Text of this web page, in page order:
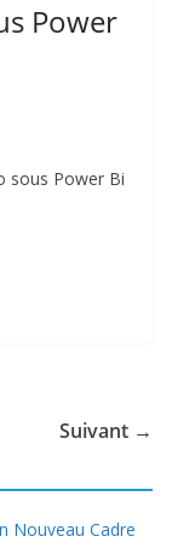
Power
sous Power Bi
Suivant →
Nouveau Cadre